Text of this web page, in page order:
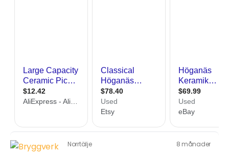
Norrtälje 8 månader